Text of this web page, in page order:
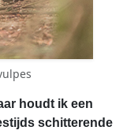
houdt ik een
schitterende